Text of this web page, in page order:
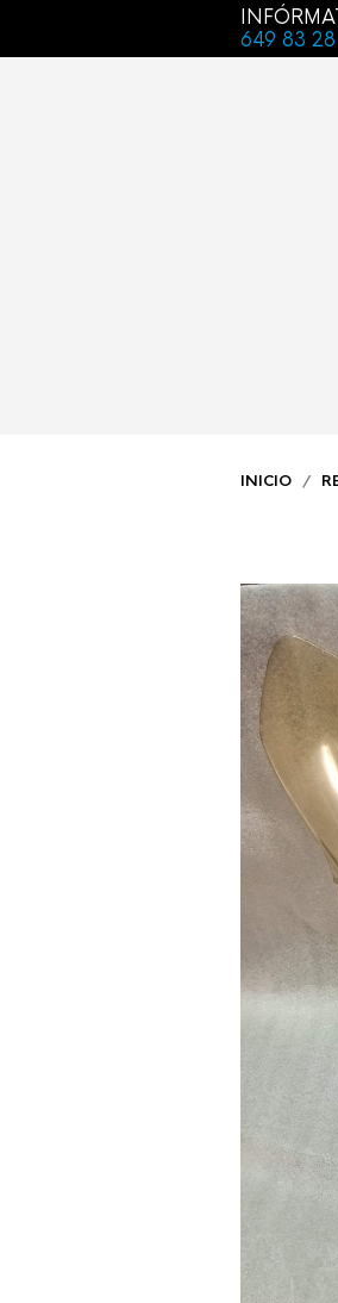
649 83
INICIO /